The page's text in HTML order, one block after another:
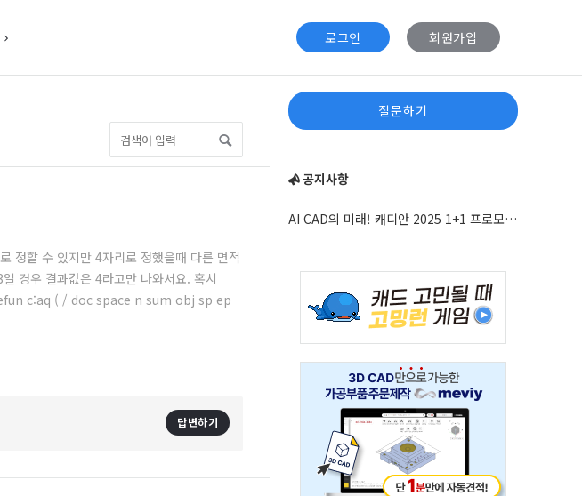
로그인 회원가입
정할 수 있지만 4자리로 정했을때 다른 면적
경우 결과값은 4라고만 나와서요. 혹시
c:aq ( / doc space n sum obj sp ep
답변하기
Sidebar
질문하기
공지사항
AI CAD의 미래! 캐디안 2025 1+1 프로모션 안내
234x60
234x60